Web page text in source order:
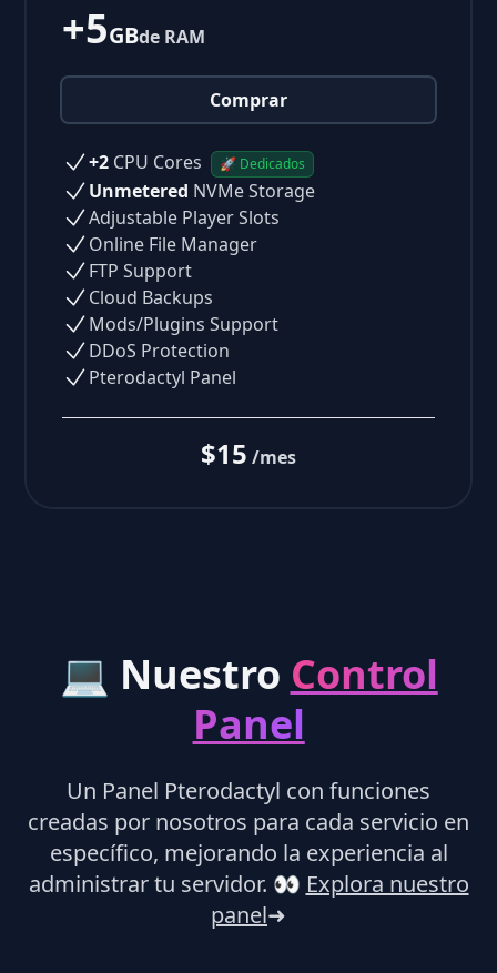
+5GBde RAM
Comprar
+2 CPU Cores 🚀 Dedicados
Unmetered NVMe Storage
Adjustable Player Slots
Online File Manager
FTP Support
Cloud Backups
Mods/Plugins Support
DDoS Protection
Pterodactyl Panel
$15 /mes
💻 Nuestro Control
Panel
Un Panel Pterodactyl con funciones
creadas por nosotros para cada servicio en
específico, mejorando la experiencia al
administrar tu servidor. 👀 Explora nuestro
panel➜